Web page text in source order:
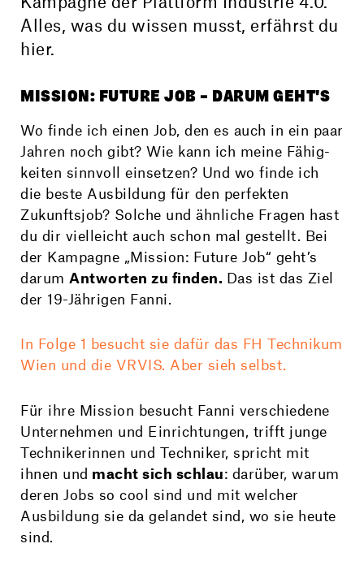
Alles, was du wissen musst, erfährst du
hier.
MISSION: FUTURE JOB – DARUM GEHT'S
Wo finde ich einen Job, den es auch in ein paar
Jahren noch gibt? Wie kann ich meine Fähig­
keiten sinnvoll einsetzen? Und wo finde ich
die beste Ausbildung für den perfekten
Zukunfts­job? Solche und ähnliche Fragen hast
du dir vielleicht auch schon mal gestellt. Bei
der Kampagne „Mission: Future Job“ geht’s
darumAntworten zu finden. Das ist das Ziel
der 19-Jährigen Fanni.
In Folge 1 besucht sie dafür das FH Technikum
Wien und die VRVIS. Aber sieh selbst.
Für ihre Mission besucht Fanni verschiedene
Unter­nehmen und Ein­richtungen, trifft junge
Technikerinnen und Techniker, spricht mit
ihnen und macht sich schlau: darüber, warum
deren Jobs so cool sind und mit welcher
Ausbildung sie da gelandet sind, wo sie heute
sind.